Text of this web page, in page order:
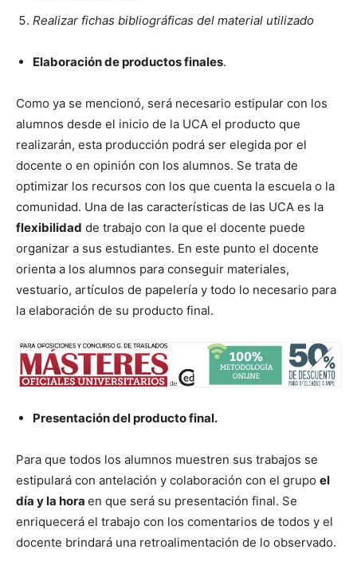
Realizar fichas bibliográficas del material utilizado
Elaboración de productos finales.
Como ya se mencionó, será necesario estipular con los
alumnos desde el inicio de la UCA el producto que
realizarán, esta producción podrá ser elegida por el
docente o en opinión con los alumnos. Se trata de
optimizar los recursos con los que cuenta la escuela o la
comunidad. Una de las características de las UCA es la
flexibilidad de trabajo con la que el docente puede
organizar a sus estudiantes. En este punto el docente
orienta a los alumnos para conseguir materiales,
vestuario, artículos de papelería y todo lo necesario para
la elaboración de su producto final.
Presentación del producto final.
Para que todos los alumnos muestren sus trabajos se
estipulará con antelación y colaboración con el grupo el
día y la hora en que será su presentación final. Se
enriquecerá el trabajo con los comentarios de todos y el
docente brindará una retroalimentación de lo observado.